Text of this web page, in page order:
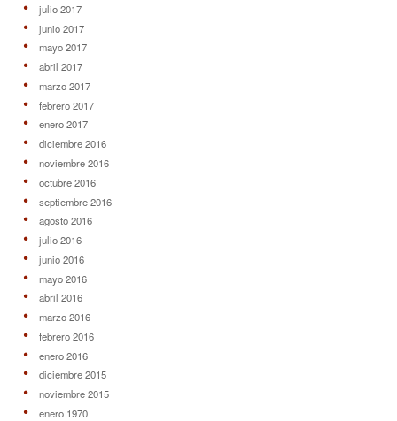
julio 2017
junio 2017
mayo 2017
abril 2017
marzo 2017
febrero 2017
enero 2017
diciembre 2016
noviembre 2016
octubre 2016
septiembre 2016
agosto 2016
julio 2016
junio 2016
mayo 2016
abril 2016
marzo 2016
febrero 2016
enero 2016
diciembre 2015
noviembre 2015
enero 1970